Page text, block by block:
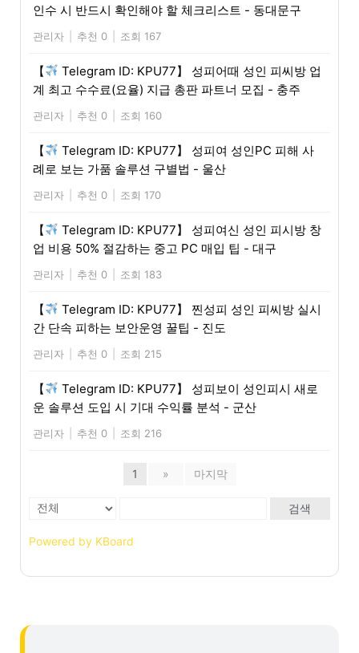
인수 시 반드시 확인해야 할 체크리스트 - 동대문구
관리자 추천 0 조회 167
【
Telegram ID: KPU77】 성피어때 성인 피씨방 업
계 최고 수수료(요율) 지급 총판 파트너 모집 - 충주
관리자 추천 0 조회 160
【
Telegram ID: KPU77】 성피여 성인PC 피해 사
례로 보는 가품 솔루션 구별법 - 울산
관리자 추천 0 조회 170
【
Telegram ID: KPU77】 성피여신 성인 피시방 창
업 비용 50% 절감하는 중고 PC 매입 팁 - 대구
관리자 추천 0 조회 183
【
Telegram ID: KPU77】 찐성피 성인 피씨방 실시
간 단속 피하는 보안운영 꿀팁 - 진도
관리자 추천 0 조회 215
【
Telegram ID: KPU77】 성피보이 성인피시 새로
운 솔루션 도입 시 기대 수익률 분석 - 군산
관리자 추천 0 조회 216
1 » 마지막
검색
Powered by KBoard